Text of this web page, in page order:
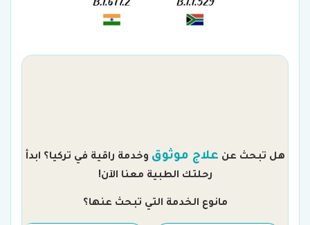
هل تبحث عن علاج موثوق وخدمة راقية في تركيا؟ ابدأ
رحلتك الطبية معنا الآن!
مانوع الخدمة التي تبحث عنها؟